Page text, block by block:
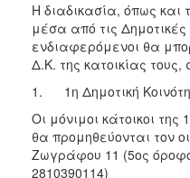
Η διαδικασία, όπως και
μέσα από τις Δημοτικές
ενδιαφερόμενοι θα
Δ.Κ. της κατοικίας
1. 1η Δημοτική
Οι μόνιμοι κάτοικοι
θα προμηθεύονται τον
Ζωγράφου 11 (5ος
2810390114)